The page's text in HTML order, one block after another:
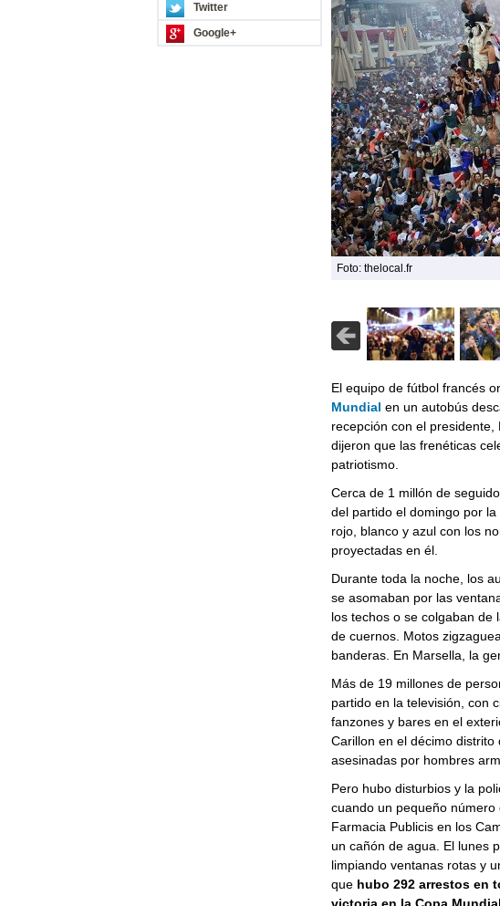
Twitter
Google+
Foto: thelocal.fr
El equipo de fútbol francés
Mundial en un autobús
recepción con el
dijeron que las frenéticas
patriotismo.
Cerca de 1 millón de
del partido el domingo por
rojo, blanco y azul con los
proyectadas en él.
Durante toda la noche, los
se asomaban por las
los techos o se colgaban de
de cuernos. Motos
banderas. En Marsella, la
Más de 19 millones de
partido en la televisión, con
fanzones y bares en el
Carillon en el décimo
asesinadas por hombres
Pero hubo disturbios y la
cuando un pequeño
Farmacia Publicis en los
un cañón de agua. El lunes
limpiando ventanas rotas y
que hubo 292 arrestos en